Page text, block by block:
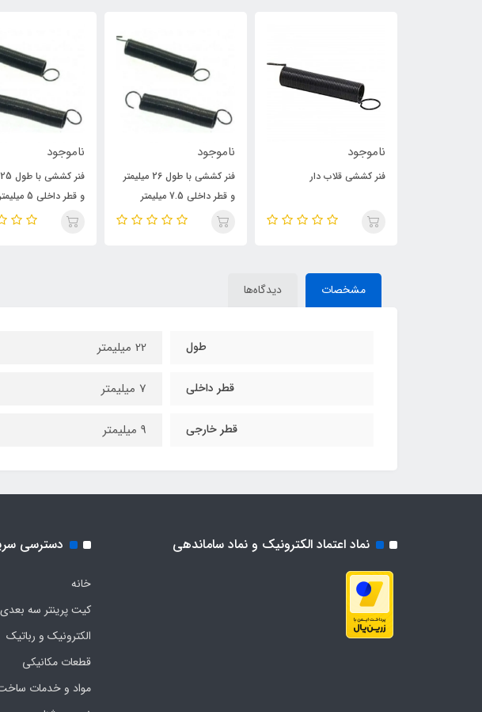
ناموجود
فنر کششی قلاب دار
ناموجود
فنر کششی با طول 26 میلیمتر
و قطر داخلی 7.5 میلیمتر
ناموجود
و قطر داخلی 5 میلیمتر
مشخصات دیدگاه‌ها
طول 22 میلیمتر
قطر داخلی 7 میلیمتر
قطر خارجی 9 میلیمتر
نماد اعتماد الکترونیک و نماد ساماندهی دسترسی
خانه
کیت پرینتر سه بعدی
الکترونیک و رباتیک
قطعات مکانیکی
مواد و خدمات